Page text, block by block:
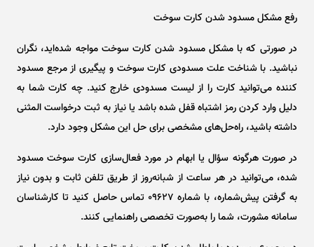
رفع مشکل مسدود شدن کارت سوخت
در صورتی که با مشکل مسدود شدن کارت سوخت مواجه شده‌اید، نگران
نباشید. با شناخت علت مسدودی کارت سوخت و پیگیری از مرجع مسدود
کننده می‌توانید کارت را از لیست مسدودی خارج کنید. چه کارت شما به
دلیل وارد کردن رمز اشتباه قفل شده باشد یا نیاز به ثبت درخواست المثنی
داشته باشید، راه‌حل‌های مشخصی برای حل این مشکل وجود دارد.
در صورت هرگونه سؤال یا ابهام در مورد فعال‌سازی کارت سوخت مسدود
شده، می‌توانید در هر ساعت از شبانه‌روز از طریق تلفن ثابت و بدون نیاز
به گرفتن پیش‌شماره، با شماره ۰۹۶۲۷ تماس حاصل کنید تا کارشناسان
سامانه مشورت، شما را به‌صورت تخصصی راهنمایی کنند.